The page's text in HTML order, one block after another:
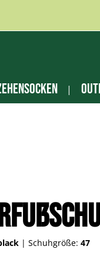
| Schuhgröße: 47